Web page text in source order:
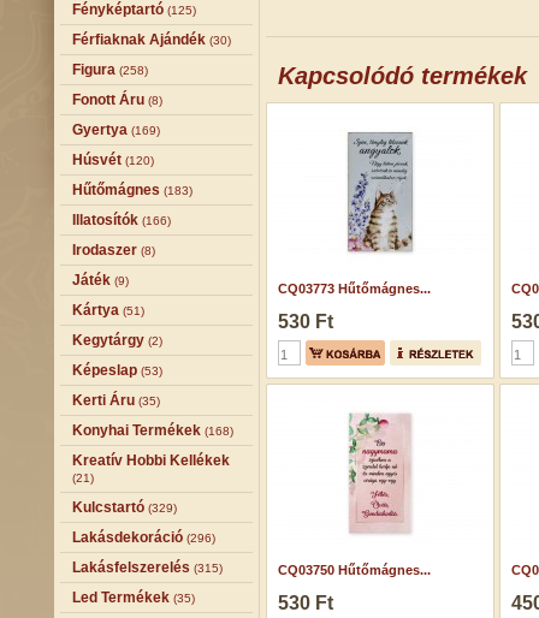
Fényképtartó (125)
Férfiaknak Ajándék (30)
Figura (258)
Fonott Áru (8)
Gyertya (169)
Húsvét (120)
Hűtőmágnes (183)
Illatosítók (166)
Irodaszer (8)
Játék (9)
Kártya (51)
Kegytárgy (2)
Képeslap (53)
Kerti Áru (35)
Konyhai Termékek (168)
Kreatív Hobbi Kellékek
(21)
Kulcstartó (329)
Lakásdekoráció (296)
Lakásfelszerelés (315)
Led Termékek (35)
Kapcsolódó termékek
CQ03773 Hűtőmágnes...
530 Ft
CQ03750 Hűtőmágnes...
530 Ft